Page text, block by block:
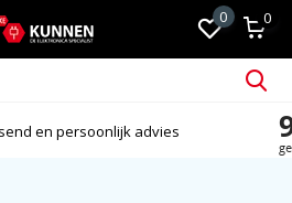
0 0
en persoonlijk advies